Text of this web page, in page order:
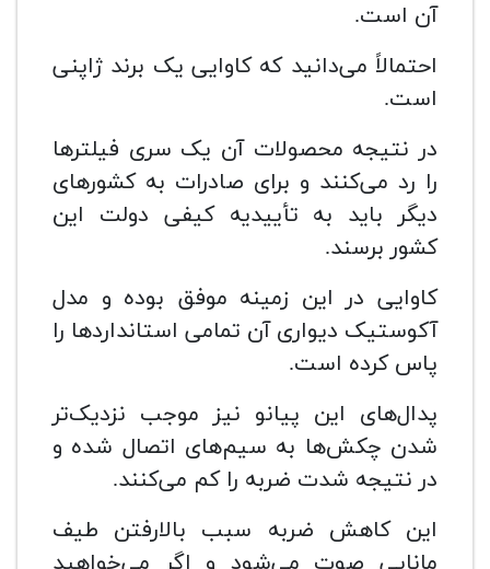
آن است.
احتمالاً می‌دانید که کاوایی یک برند ژاپنی
است.
در نتیجه محصولات آن یک سری فیلترها
را رد می‌کنند و برای صادرات به کشورهای
دیگر باید به تأییدیه کیفی دولت این
کشور برسند.
کاوایی در این زمینه موفق بوده و مدل
آکوستیک دیواری آن تمامی استانداردها را
پاس کرده است.
پدال‌های این پیانو نیز موجب نزدیک‌تر
شدن چکش‌ها به سیم‌های اتصال شده و
در نتیجه شدت ضربه را کم می‌کنند.
این کاهش ضربه سبب بالارفتن طیف